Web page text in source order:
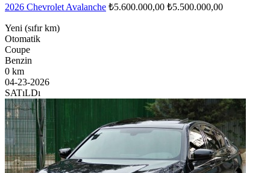
2026 Chevrolet Avalanche ₺5.600.000,00 ₺5.500.000,00
Yeni (sıfır km)
Otomatik
Coupe
Benzin
0 km
04-23-2026
SATıLDı